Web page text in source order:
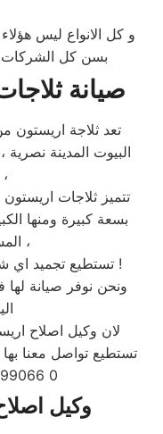
و كل الانواع ليس
بسن كل الشركات
صيانة
تعد ثلاجة اريستون
البيوت المدينة نصرية
قدرة علي التبريد ،
تتميز ثلاجات
بسعة كبيرة ومنها
المستخدم المدينة نصري ،
تستطيع تجميد اي شيء في الفريزر خلال 15 دقيقة فقط !
ونحن نوفر صيانة
لان وكيل اصلاح
0 0235699066 – 01010916814
وكيل